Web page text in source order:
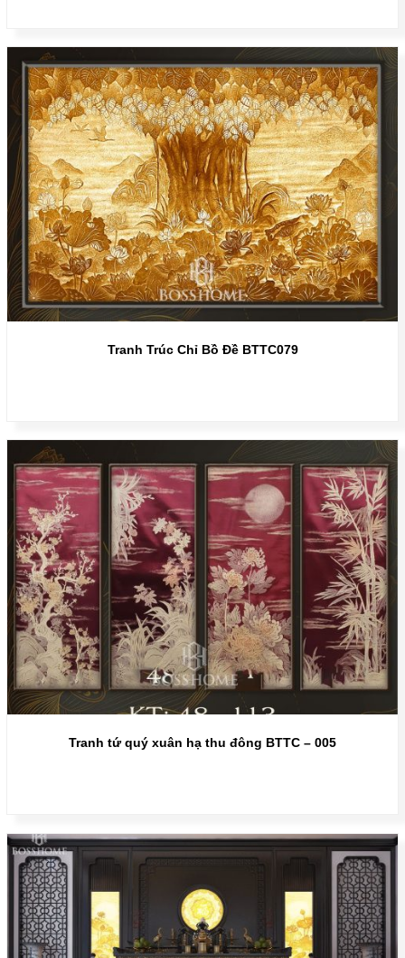
Tranh Trúc Chỉ Bồ Đề BTTC079
Tranh tứ quý xuân hạ thu đông BTTC – 005